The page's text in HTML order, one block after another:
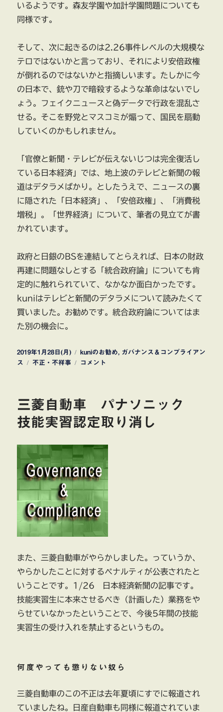
いるようです。森友学園や加計学園問題についても
同様です。
そして、次に起きるのは2.26事件レベルの大規模な
テロではないかと言っており、それにより安倍政権
が倒れるのではないかと指摘しいます。たしかに今
の日本で、銃や刀で暗殺するような革命はないでし
ょう。フェイクニュースと偽データで行政を混乱さ
せる。そこを野党とマスコミが煽って、国民を扇動
していくのかもしれません。
「官僚と新聞・テレビが伝えないじつは完全復活し
ている日本経済」では、地上波のテレビと新聞の報
道はデタラメばかり。としたうえで、ニュースの裏
に隠された「日本経済」、「安倍政権」、「消費税
増税」。「世界経済」について、筆者の見立てが書
かれています。
政府と日銀のBSを連結してとらえれば、日本の財政
再建に問題なしとする「統合政府論」についても肯
定的に触れられていて、なかなか面白かったです。
kuniはテレビと新聞のデタラメについて読みたくて
買いました。お勧めです。統合政府論についてはま
た別の機会に。
投
稿
2019年1月28日(月)
カ
テ
kuniのお勧め, ガバナンス＆コンプライアン
ス
タ
不正・不祥事
厚
省
月
労
統
計
調
査
関
す
監
察
委
会
に
コメント
三菱自動車 パナソニック
技能実習認定取り消し
また、三菱自動車がやらかしました。っていうか、
やらかしたことに対するペナルティが公表されたと
いうことです。1/26 日本経済新聞の記事です。
技能実習生に本来させるべき（計画した）業務をや
らせていなかったということで、今後5年間の技能
実習生の受け入れを禁止するというもの。
何度やっても懲りない奴ら
三菱自動車のこの不正は去年夏頃にすでに報道され
ていましたね。日産自動車も同様に報道されていま